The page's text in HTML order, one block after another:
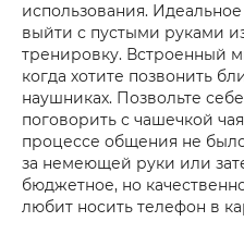
использования.
выйти с пустыми руками
тренировку. Встроенный
когда хотите позвонить
наушниках. Позвольте
поговорить с чашечкой
процессе общения не
за немеющей руки или
бюджетное, но
любит носить телефон в